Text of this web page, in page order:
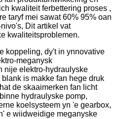
kwaliteit ferbettering proses ,
taryf mei sawat 60% 95% oan
Dit artikel vat
kwaliteitsproblemen.
koppeling, dy't in ynnovative
meganysk
nije elektro-hydraulyske
is makke fan hege druk
de skaaimerken fan licht
hydraulyske pomp,
koelsysteem yn 'e gearbox,
e wiidweidige meganyske